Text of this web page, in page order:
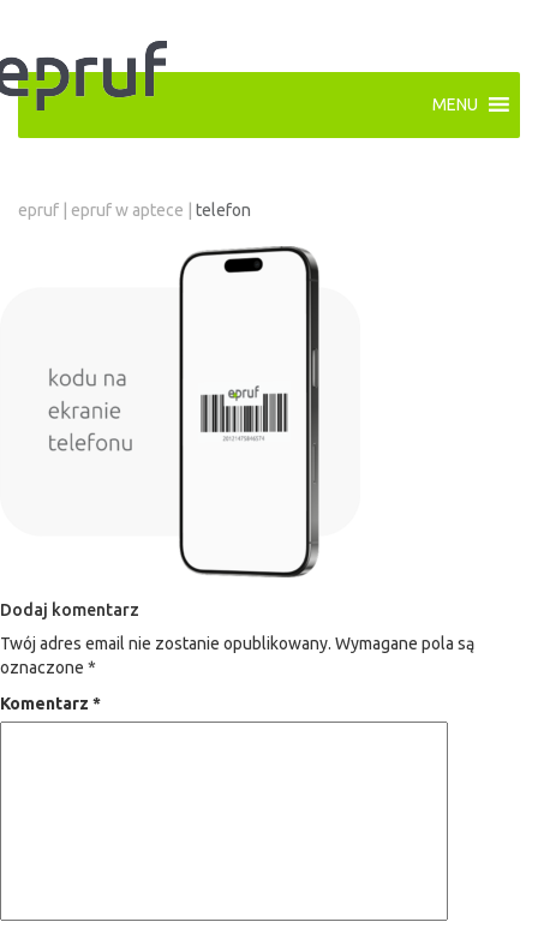
MENU
epruf epruf w aptece telefon
Dodaj komentarz
Twój adres email nie zostanie opublikowany. Wymagane pola są
oznaczone *
Komentarz *